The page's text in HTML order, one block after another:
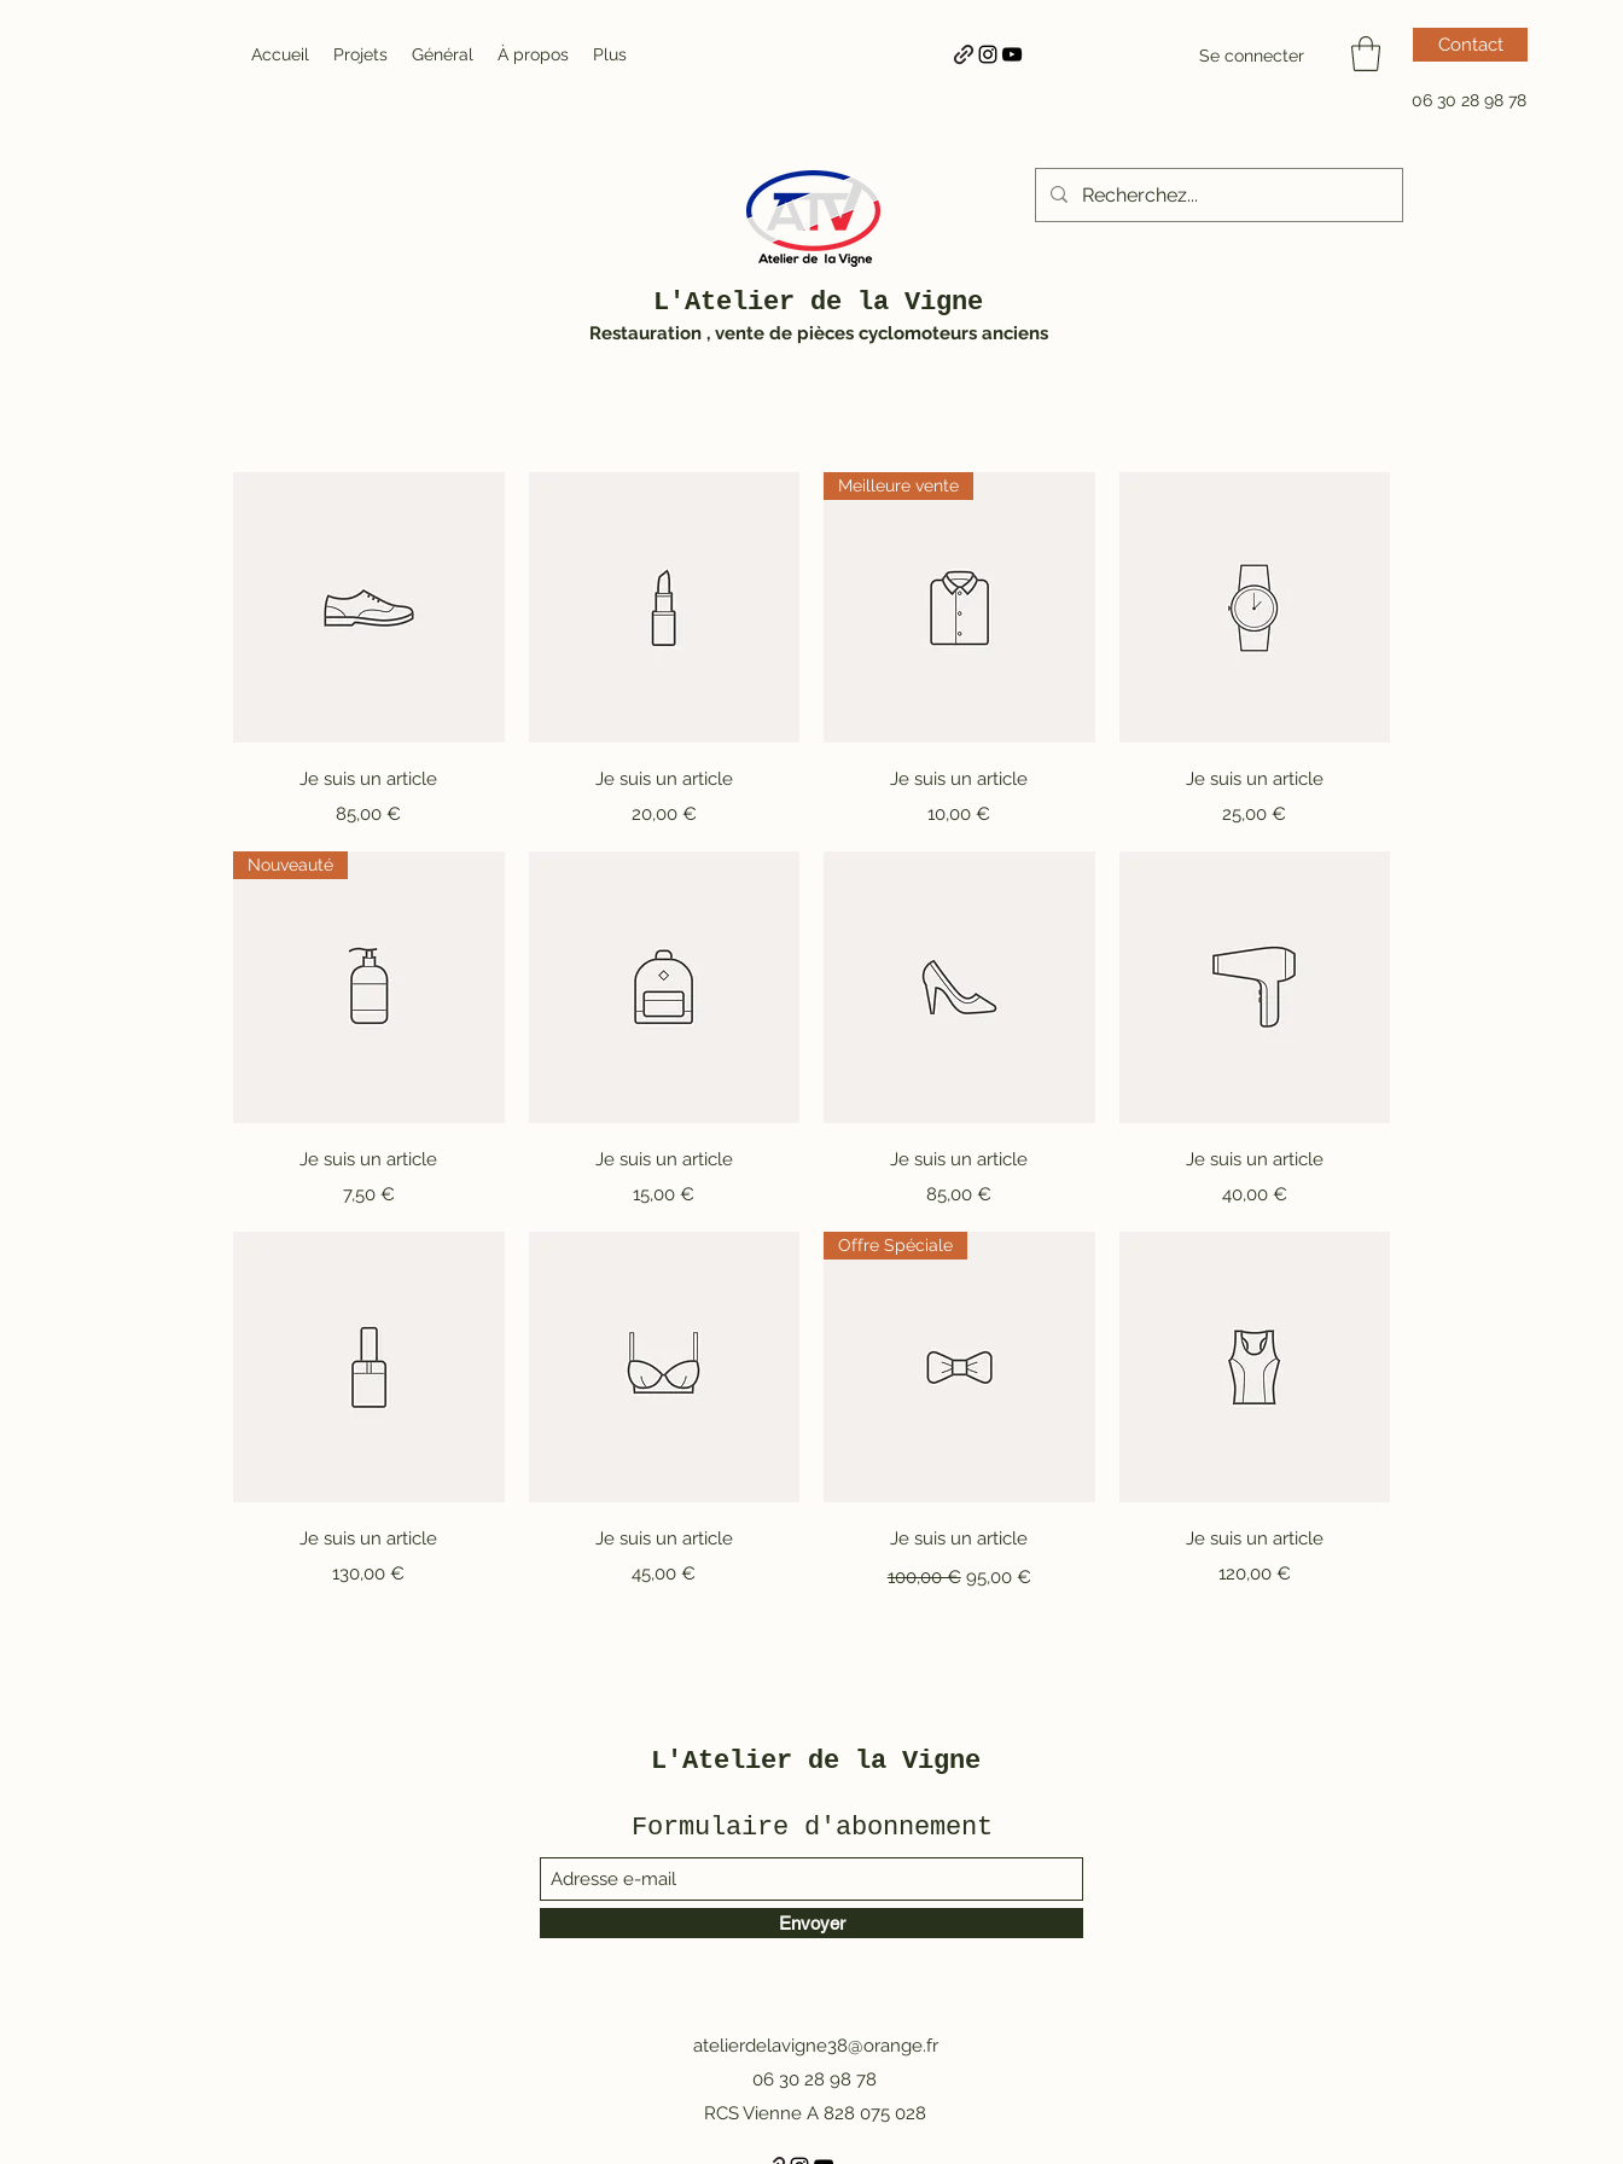
Accueil Projets Général À propos Plus Se connecter Contact
06 30 28 98 78
L'Atelier de la Vigne
Restauration , vente de pièces cyclomoteurs anciens
Aperçu rapide
Je suis un article
Prix
85,00 €
Aperçu rapide
Je suis un article
Prix
20,00 €
Aperçu rapide
Meilleure vente
Je suis un article
Prix
10,00 €
Aperçu rapide
Je suis un article
Prix
25,00 €
Aperçu rapide
Nouveauté
Je suis un article
Prix
7,50 €
Aperçu rapide
Je suis un article
Prix
15,00 €
Aperçu rapide
Je suis un article
Prix
85,00 €
Aperçu rapide
Je suis un article
Prix
40,00 €
Aperçu rapide
Je suis un article
Prix
130,00 €
Aperçu rapide
Je suis un article
Prix
45,00 €
Aperçu rapide
Offre Spéciale
Je suis un article
Prix original
100,00 € Prix promotionnel
95,00 €
Aperçu rapide
Je suis un article
Prix
120,00 €
L'Atelier de la Vigne
Formulaire d'abonnement
Envoyer
atelierdelavigne38@orange.fr
06 30 28 98 78
RCS Vienne A 828 075 028